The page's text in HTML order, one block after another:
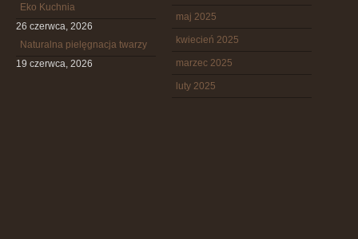
Eko Kuchnia
26 czerwca, 2026
Naturalna pielęgnacja twarzy
19 czerwca, 2026
maj 2025
kwiecień 2025
marzec 2025
luty 2025